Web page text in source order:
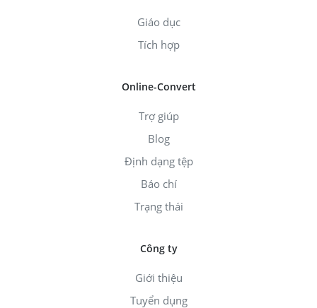
Giáo dục
Tích hợp
Online-Convert
Trợ giúp
Blog
Định dạng tệp
Báo chí
Trạng thái
Công ty
Giới thiệu
Tuyển dụng